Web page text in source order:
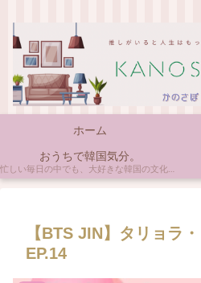
ホーム
おうちで韓国気分。
忙しい毎日の中でも、大好きな韓国の文化やアイテムに触れると心がほっとしますよね。ここでは、自宅で手軽に楽しめる韓国の美味しいもの、お気に入りのコスメ、そして推し活の楽しみ方など、「おうちにいながら韓国気分」に触れられるヒントを私らしくお届けします。
【BTS JIN】タリョラ
EP.14